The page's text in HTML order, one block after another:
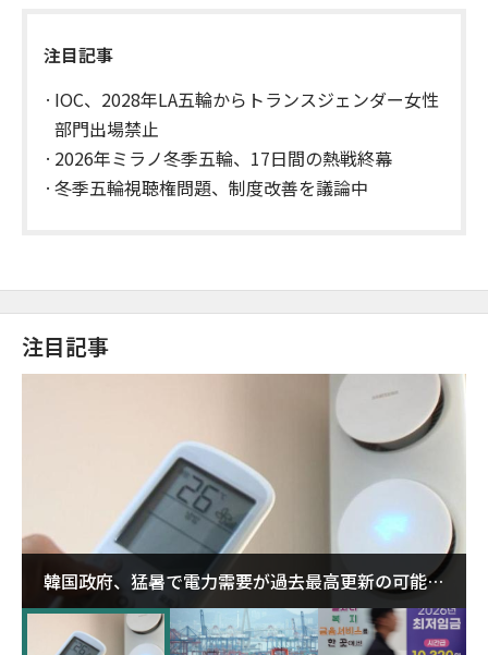
注目記事
IOC、2028年LA五輪からトランスジェンダー女性
部門出場禁止
2026年ミラノ冬季五輪、17日間の熱戦終幕
冬季五輪視聴権問題、制度改善を議論中
注目記事
韓国政府、猛暑で電力需要が過去最高更新の可能性
に需給対応体制を点検